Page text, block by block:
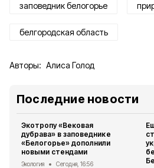
заповедник белогорье
белгородская область
Авторы: Алиса Голод
Последние новости
Экотропу «Вековая
дубрава» в заповеднике
«Белогорье» дополнили
новыми стендами
Экология Сегодня, 16:56